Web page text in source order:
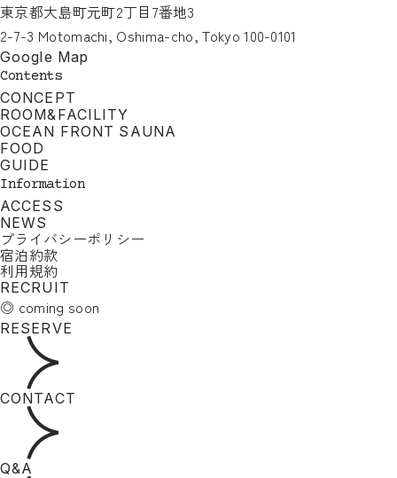
東京都大島町元町2丁目7番地3
2-7-3 Motomachi, Oshima-cho, Tokyo 100-0101
Google Map
Contents
CONCEPT
ROOM&FACILITY
OCEAN FRONT SAUNA
FOOD
GUIDE
Information
ACCESS
NEWS
プライバシーポリシー
宿泊約款
利用規約
RECRUIT
◎ coming soon
RESERVE
CONTACT
Q&A